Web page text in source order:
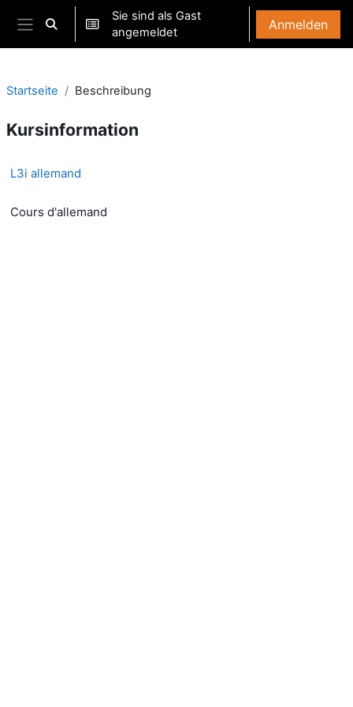
Zum Hauptinhalt
Website-Übersicht
Sucheingabe umschalten
Sie sind als Gast
angemeldet
Anmelden
Startseite Beschreibung
Kursinformation
L3i allemand
Cours d'allemand